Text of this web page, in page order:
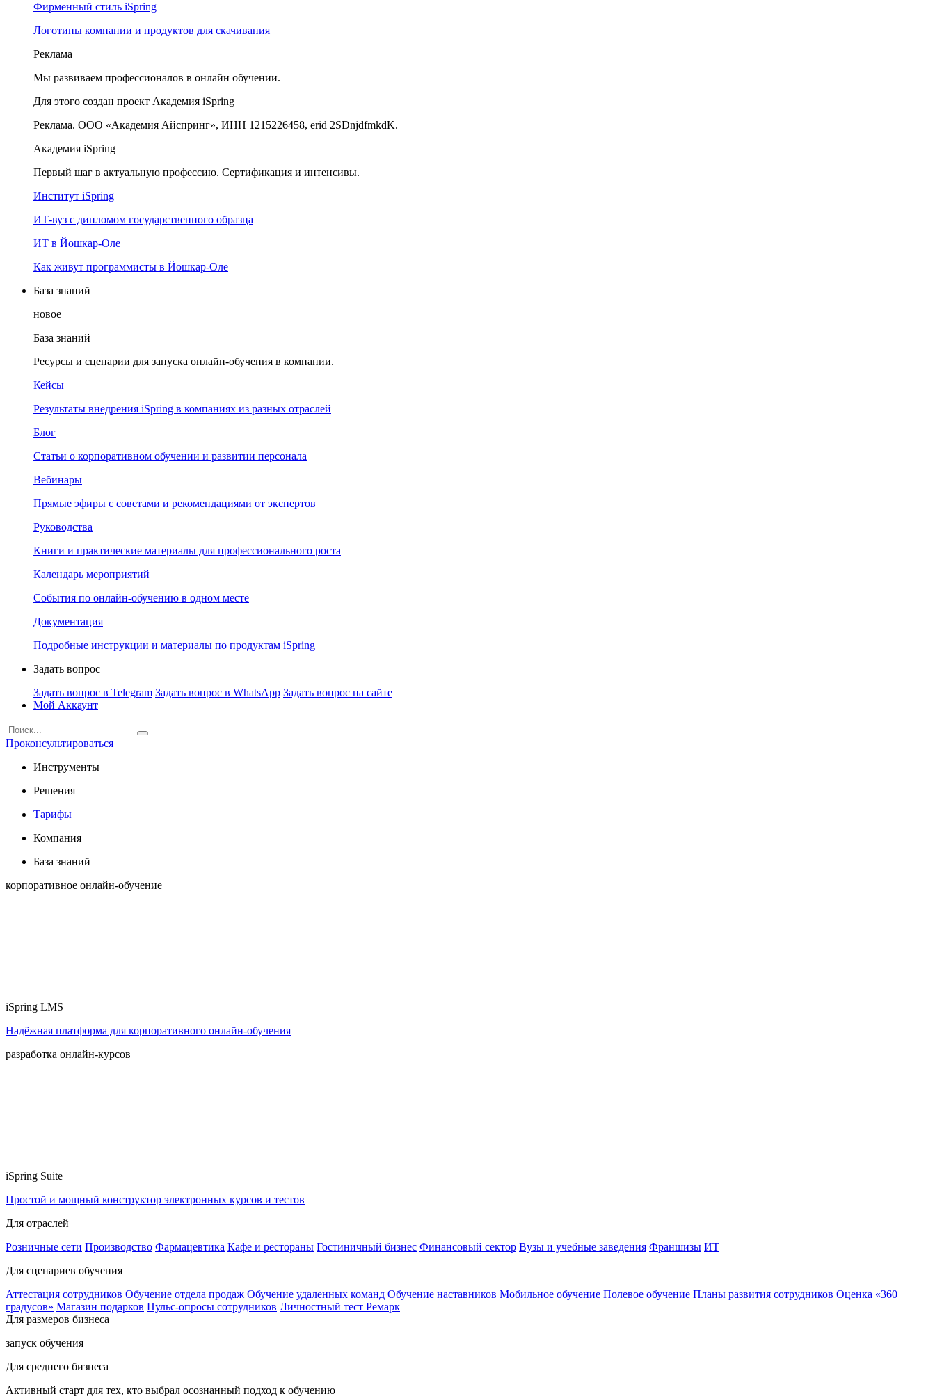
Фирменный стиль iSpring
Логотипы компании и продуктов для скачивания
Реклама
Мы развиваем профессионалов в онлайн обучении.
Для этого создан проект Академия iSpring
Реклама. ООО «Академия Айспринг», ИНН 1215226458, erid 2SDnjdfmkdK.
Академия iSpring
Первый шаг в актуальную профессию. Сертификация и интенсивы.
Институт iSpring
ИТ-вуз с дипломом государственного образца
ИТ в Йошкар-Оле
Как живут программисты в Йошкар‑Оле
База знаний
новое
База знаний
Ресурсы и сценарии для запуска онлайн-обучения в компании.
Кейсы
Результаты внедрения iSpring в компаниях из разных отраслей
Блог
Статьи о корпоративном обучении и развитии персонала
Вебинары
Прямые эфиры с советами и рекомендациями от экспертов
Руководства
Книги и практические материалы для профессионального роста
Календарь мероприятий
События по онлайн-обучению в одном месте
Документация
Подробные инструкции и материалы по продуктам iSpring
Задать вопрос
Задать вопрос в Telegram Задать вопрос в WhatsApp Задать вопрос на сайте
Мой Аккаунт
Проконсультироваться
Инструменты
Решения
Тарифы
Компания
База знаний
корпоративное онлайн-обучение
iSpring LMS
Надёжная платформа для корпоративного онлайн‑обучения
разработка онлайн-курсов
iSpring Suite
Простой и мощный конструктор электронных курсов и тестов
Для отраслей
Розничные сети Производство Фармацевтика Кафе и рестораны Гостиничный бизнес Финансовый сектор Вузы и учебные заведения Франшизы ИТ
Для сценариев обучения
Аттестация сотрудников Обучение отдела продаж Обучение удаленных команд Обучение наставников Мобильное обучение Полевое обучение Планы развития сотрудников Оценка «360
градусов» Магазин подарков Пульс-опросы сотрудников Личностный тест Ремарк
Для размеров бизнеса
запуск обучения
Для среднего бизнеса
Активный старт для тех, кто выбрал осознанный подход к обучению